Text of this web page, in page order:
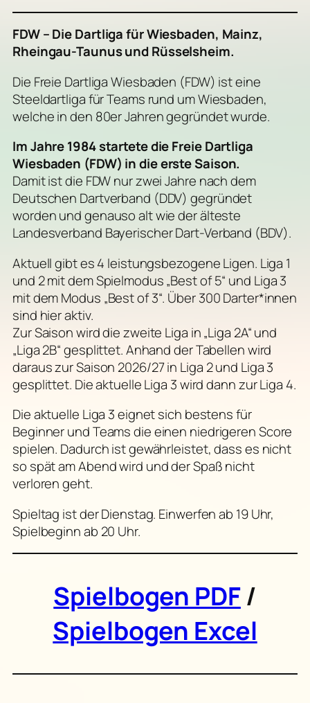
FDW – Die Dartliga für Wiesbaden, Mainz,
Rheingau-Taunus und Rüsselsheim.
Die Freie Dartliga Wiesbaden (FDW) ist eine
Steeldartliga für Teams rund um Wiesbaden,
welche in den 80er Jahren gegründet wurde.
Im Jahre 1984 startete die Freie Dartliga
Wiesbaden (FDW) in die erste Saison.
Damit ist die FDW nur zwei Jahre nach dem
Deutschen Dartverband (DDV) gegründet
worden und genauso alt wie der älteste
Landesverband Bayerischer Dart-Verband (BDV).
Aktuell gibt es 4 leistungsbezogene Ligen. Liga 1
und 2 mit dem Spielmodus „Best of 5“ und Liga 3
mit dem Modus „Best of 3“. Über 300 Darter*innen
sind hier aktiv.
Zur Saison wird die zweite Liga in „Liga 2A“ und
„Liga 2B“ gesplittet. Anhand der Tabellen wird
daraus zur Saison 2026/27 in Liga 2 und Liga 3
gesplittet. Die aktuelle Liga 3 wird dann zur Liga 4.
Die aktuelle Liga 3 eignet sich bestens für
Beginner und Teams die einen niedrigeren Score
spielen. Dadurch ist gewährleistet, dass es nicht
so spät am Abend wird und der Spaß nicht
verloren geht.
Spieltag ist der Dienstag. Einwerfen ab 19 Uhr,
Spielbeginn ab 20 Uhr.
Spielbogen PDF/
Spielbogen Excel